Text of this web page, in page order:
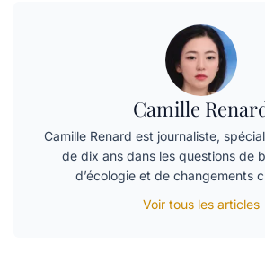
Camille
Camille Renard est journaliste,
de dix ans dans les questions de
d’écologie et de changements
Voir tous les articles